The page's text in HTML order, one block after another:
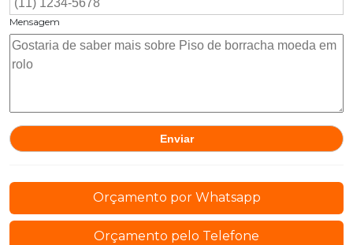
Mensagem
Orçamento por Whatsapp
Orçamento pelo Telefone